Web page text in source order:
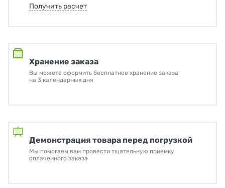
Получить расчет
Хранение заказа
Вы можете оформить бесплатное хранение заказа
на 3 календарных дня
Демонстрация товара перед погрузкой
Мы помогаем вам провести тщательную приемку
оплаченного заказа